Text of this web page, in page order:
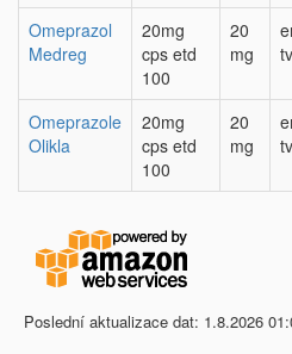
Omeprazol
Medreg
20mg
cps etd
100
20
mg
Omeprazole
Olikla
20mg
cps etd
100
20
mg
Poslední aktualizace dat: 1.8.2026